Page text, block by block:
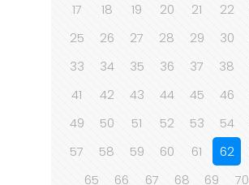
17
18 19 20 21 22
25
26 27 28 29 30
33
34 35 36 37 38
41
42 43 44 45 46
49
50 51 52 53 54
57
58 59 60 61 62
65
66 67 68 69 70